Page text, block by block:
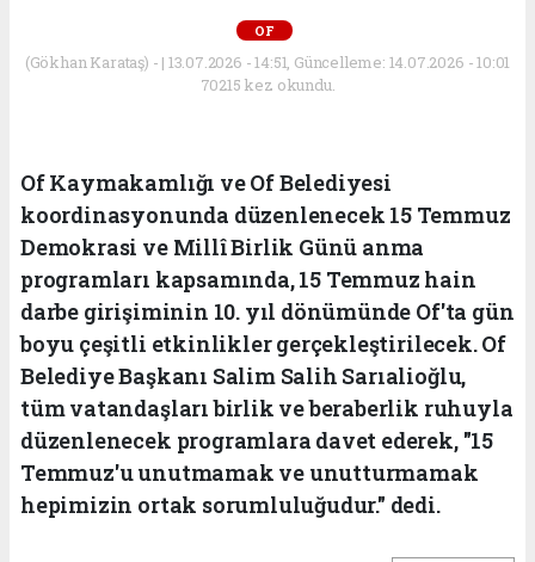
OF
(Gökhan Karataş) - | 13.07.2026 - 14:51, Güncelleme: 14.07.2026 - 10:01
70215 kez okundu.
Of Kaymakamlığı ve Of Belediyesi
koordinasyonunda düzenlenecek 15 Temmuz
Demokrasi ve Millî Birlik Günü anma
programları kapsamında, 15 Temmuz hain
darbe girişiminin 10. yıl dönümünde Of'ta gün
boyu çeşitli etkinlikler gerçekleştirilecek. Of
Belediye Başkanı Salim Salih Sarıalioğlu,
tüm vatandaşları birlik ve beraberlik ruhuyla
düzenlenecek programlara davet ederek, "15
Temmuz'u unutmamak ve unutturmamak
hepimizin ortak sorumluluğudur." dedi.